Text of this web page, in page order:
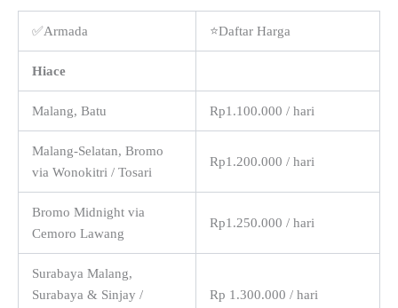
✅Armada ⭐Daftar Harga
Hiace
Malang, Batu Rp1.100.000 / hari
Malang-Selatan, Bromo
via Wonokitri / Tosari
Rp1.200.000 / hari
Bromo Midnight via
Cemoro Lawang
Rp1.250.000 / hari
Surabaya Malang,
Surabaya & Sinjay /
Rp 1.300.000 / hari